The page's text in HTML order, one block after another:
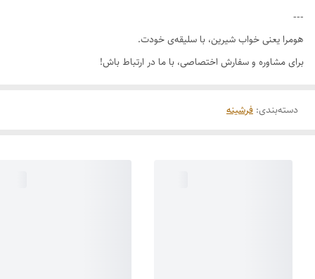
---
هومرا یعنی خواب شیرین، با سلیقه‌ی خودت.
برای مشاوره و سفارش اختصاصی، با ما در ارتباط باش!
دسته‌بندی: فرشینه